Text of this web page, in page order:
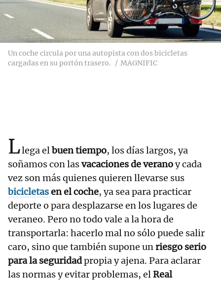
Un coche circula por una autopista con dos bicicletas
cargadas en su portón trasero.
MAGNIFIC
Llega elbuen tiempo, los días largos, ya
soñamos con lasvacaciones de veranoy cada
vez son más quienes quieren llevarse sus
bicicletasen el coche, ya sea para practicar
deporte o para desplazarse en los lugares de
veraneo. Pero no todo vale a la hora de
transportarla: hacerlo mal no sólo puede salir
caro, sino que también supone unriesgo serio
para la seguridadpropia y ajena. Para aclarar
las normas y evitar problemas, elReal